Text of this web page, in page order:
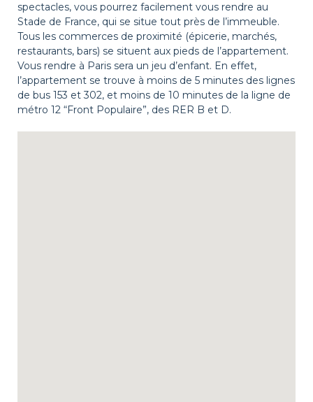
spectacles, vous pourrez facilement vous rendre au
Stade de France, qui se situe tout près de l’immeuble.
Tous les commerces de proximité (épicerie, marchés,
restaurants, bars) se situent aux pieds de l’appartement.
Vous rendre à Paris sera un jeu d’enfant. En effet,
l’appartement se trouve à moins de 5 minutes des lignes
de bus 153 et 302, et moins de 10 minutes de la ligne de
métro 12 “Front Populaire”, des RER B et D.